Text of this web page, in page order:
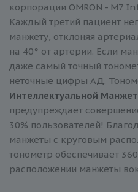
корпорации OMRON - М7
Каждый третий пациент
манжету, отклоняя
на 40° от артерии. Если
даже самый точный
неточные цифры АД.
Интеллектуальной
предупреждает
30% пользователей!
манжеты с круговым
тонометр обеспечивает
расположении манжеты